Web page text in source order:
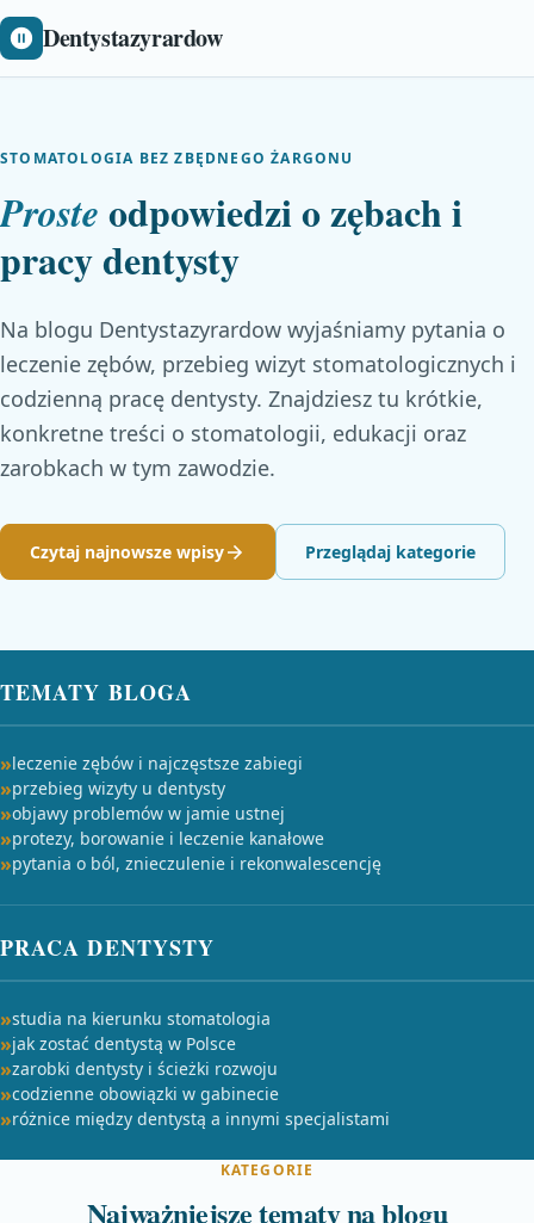
Dentystazyrardow
STOMATOLOGIA BEZ ZBĘDNEGO ŻARGONU
Proste odpowiedzi o zębach i
pracy dentysty
Na blogu Dentystazyrardow wyjaśniamy pytania o
leczenie zębów, przebieg wizyt stomatologicznych i
codzienną pracę dentysty. Znajdziesz tu krótkie,
konkretne treści o stomatologii, edukacji oraz
zarobkach w tym zawodzie.
Czytaj najnowsze wpisy Przeglądaj kategorie
TEMATY BLOGA
leczenie zębów i najczęstsze zabiegi
przebieg wizyty u dentysty
objawy problemów w jamie ustnej
protezy, borowanie i leczenie kanałowe
pytania o ból, znieczulenie i rekonwalescencję
PRACA DENTYSTY
studia na kierunku stomatologia
jak zostać dentystą w Polsce
zarobki dentysty i ścieżki rozwoju
codzienne obowiązki w gabinecie
różnice między dentystą a innymi specjalistami
KATEGORIE
Najważniejsze tematy na blogu